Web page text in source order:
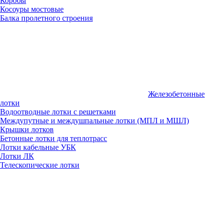
Косоуры мостовые
Балка пролетного строения
Железобетонные
лотки
Водоотводные лотки с решетками
Междупутные и междушпальные лотки (МПЛ и МШЛ)
Крышки лотков
Бетонные лотки для теплотрасс
Лотки кабельные УБК
Лотки ЛК
Телескопические лотки